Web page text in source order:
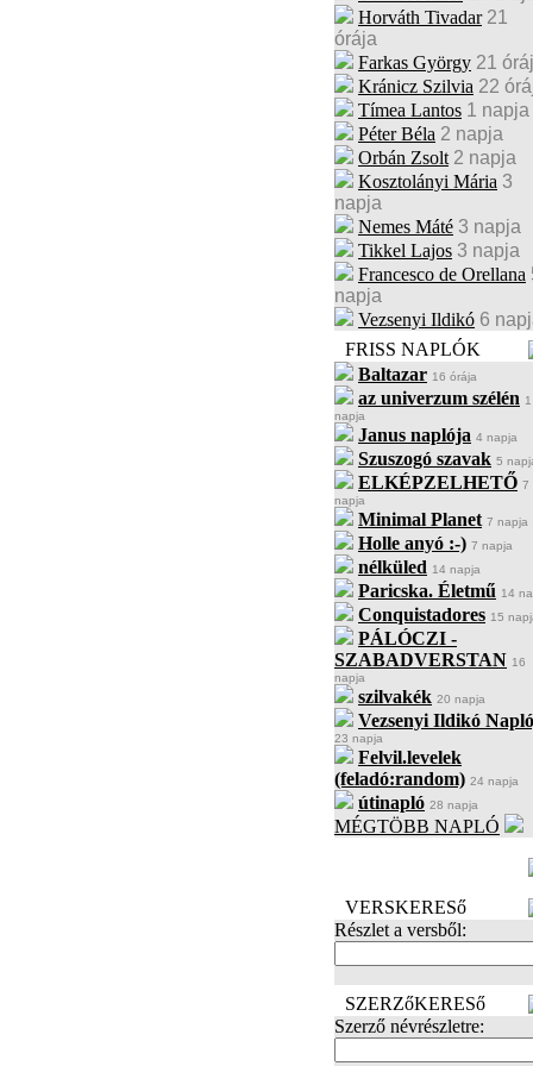
Horváth Tivadar 21
órája
Farkas György 21
Kránicz Szilvia 22
Tímea Lantos 1 napja
Péter Béla 2 napja
Orbán Zsolt 2 napja
Kosztolányi Mária 3
napja
Nemes Máté 3 napja
Tikkel Lajos 3 napja
Francesco de Orellana
napja
Vezsenyi Ildikó 6
FRISS NAPLÓK
Baltazar 16 órája
az univerzum szélén 1
napja
Janus naplója 4 napja
Szuszogó szavak 5
ELKÉPZELHETŐ 7
napja
Minimal Planet 7 napja
Holle anyó :-) 7 napja
nélküled 14 napja
Paricska. Életmű 14
Conquistadores 15
PÁLÓCZI -
SZABADVERSTAN 16
napja
szilvakék 20 napja
Vezsenyi Ildikó
23 napja
Felvil.levelek
(feladó:random) 24 napja
útinapló 28 napja
MÉGTÖBB NAPLÓ
VERSKERESő
Részlet a versből:
SZERZőKERESő
Szerző névrészletre: